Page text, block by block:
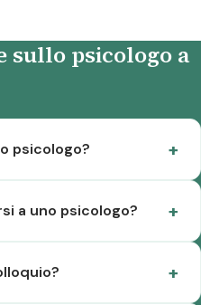
sullo psicologo a
psicologo?
a uno psicologo?